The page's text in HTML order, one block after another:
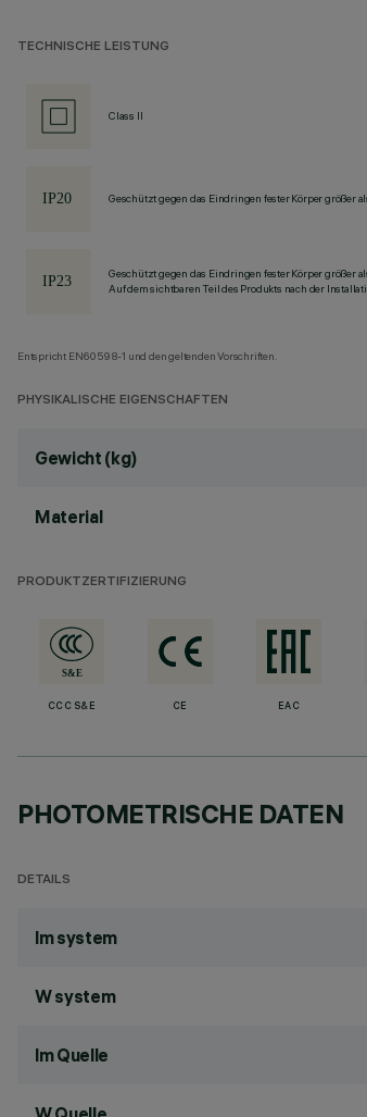
TECHNISCHE LEISTUNG
Class II
Geschützt gegen das Eindringen fester Körper größer
Geschützt gegen das Eindringen fester Körper größer
Auf dem sichtbaren Teil des Produkts nach der
Entspricht EN60598-1 und den geltenden Vorschriften.
PHYSIKALISCHE EIGENSCHAFTEN
Gewicht (kg)
Material
PRODUKTZERTIFIZIERUNG
CCC S&E CE EAC
PHOTOMETRISCHE DATEN
DETAILS
lm system
W system
lm Quelle